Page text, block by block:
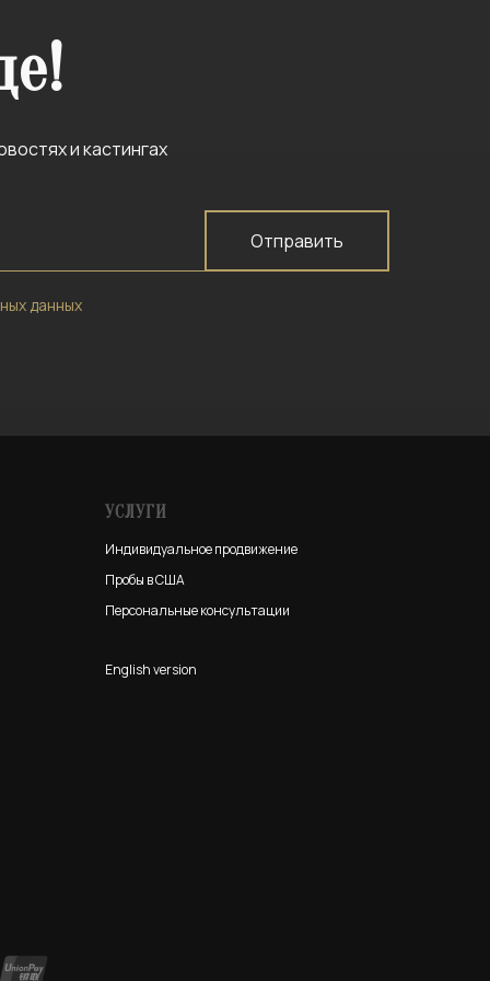
и кастингах
Отправить
данных
УСЛУГИ
Индивидуальное продвижение
Пробы в США
Персональные консультации
English version